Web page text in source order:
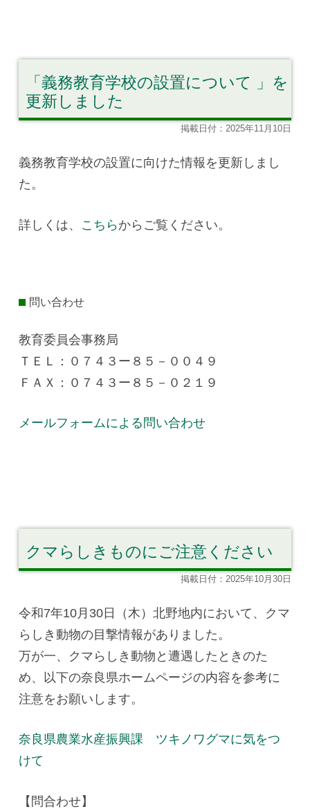
「義務教育学校の設置について 」を
更新しました
掲載日付：2025年11月10日
義務教育学校の設置に向けた情報を更新しまし
た。
詳しくは、 こちらからご覧ください。
問い合わせ
教育委員会事務局
ＴＥＬ：０７４３ー８５－００４９
ＦＡＸ：０７４３ー８５－０２１９
メールフォームによる問い合わせ
クマらしきものにご注意ください
掲載日付：2025年10月30日
令和7年10月30日（木）北野地内において、クマ
らしき動物の目撃情報がありました。
万が一、クマらしき動物と遭遇したときのた
め、以下の奈良県ホームページの内容を参考に
注意をお願いします。
奈良県農業水産振興課 ツキノワグマに気をつ
けて
【問合わせ】